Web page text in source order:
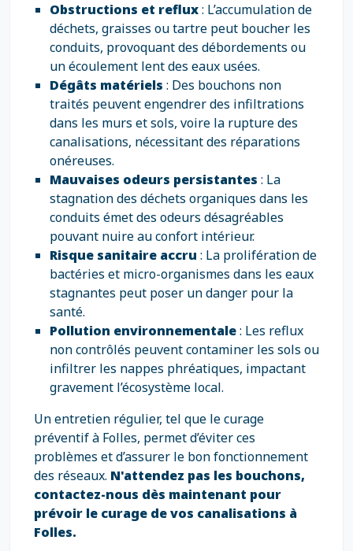
Obstructions et reflux: L’accumulation de
déchets, graisses ou tartre peut boucher les
conduits, provoquant des débordements ou
un écoulement lent des eaux usées.
Dégâts matériels : Des bouchons non
traités peuvent engendrer des infiltrations
dans les murs et sols, voire la rupture des
canalisations, nécessitant des réparations
onéreuses.
Mauvaises odeurs persistantes : La
stagnation des déchets organiques dans les
conduits émet des odeurs désagréables
pouvant nuire au confort intérieur.
Risque sanitaire accru : La prolifération de
bactéries et micro-organismes dans les eaux
stagnantes peut poser un danger pour la
santé.
Pollution environnementale: Les reflux
non contrôlés peuvent contaminer les sols ou
infiltrer les nappes phréatiques, impactant
gravement l’écosystème local.
Un entretien régulier, tel que le curage
préventif à Folles, permet d’éviter ces
problèmes et d’assurer le bon fonctionnement
des réseaux. N'attendez pas les bouchons,
contactez-nous dès maintenant pour
prévoir le curage de vos canalisations à
Folles.